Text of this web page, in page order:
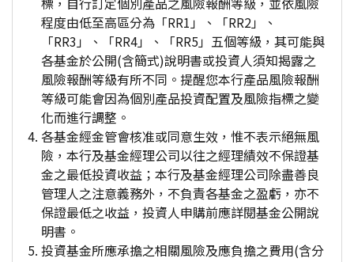
程度由低至高區分為「RR1」、「RR2」、
「RR3」、「RR4」、「RR5」五個等級，其可能與
各基金於公開(含簡式)說明書或投資人須知揭露之
風險報酬等級有所不同。提醒您本行產品風險報酬
等級可能會因為個別產品投資配置及風險指標之變
化而進行調整。
各基金經金管會核准或同意生效，惟不表示絕無風
險，本行及基金經理公司以往之經理績效不保證基
金之最低投資收益；本行及基金經理公司除盡善良
管理人之注意義務外，不負責各基金之盈虧，亦不
保證最低之收益，投資人申購前應詳閱基金公開說
明書。
投資基金所應承擔之相關風險及應負擔之費用(含分